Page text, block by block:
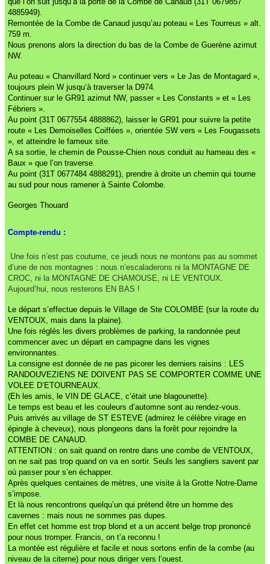
4885949).
Remontée de la Combe de Canaud jusqu’au poteau « Les Tourreus » alt.
759 m.
Nous prenons alors la direction du bas de la Combe de Guerène azimut
NW.
Au poteau « Chanvillard Nord » continuer vers « Le Jas de Montagard »,
toujours plein W jusqu’à traverser la D974.
Continuer sur le GR91 azimut NW, passer « Les Constants » et « Les
Fébriers ».
Au point (31T 0677554 4888862), laisser le GR91 pour suivre la petite
route « Les Demoiselles Coiffées », orientée SW vers « Les Fougassets
», et atteindre le fameux site.
A sa sortie, le chemin de Pousse-Chien nous conduit au hameau des «
Baux » que l’on traverse.
Au point (31T 0677484 4888291), prendre à droite un chemin qui tourne
au sud pour nous ramener à Sainte Colombe.
Georges Thouard
Compte-rendu :
Une fois n’est pas coutume, ce jeudi nous ne montons pas au sommet
d’une de nos montagnes : nous n’escaladerons ni la MONTAGNE DE
CROC, ni la MONTAGNE DE CHAMOUSE, ni LE VENTOUX.
Aujourd’hui, nous resterons EN BAS !
Le départ s’effectue depuis le Village de Ste COLOMBE (sur la route du
VENTOUX, mais dans la plaine).
Une fois réglés les divers problèmes de parking, la randonnée peut
commencer avec un départ en campagne dans les vignes
environnantes.
La consigne est donnée de ne pas picorer les derniers raisins : LES
RANDOUVEZIENS NE DOIVENT PAS SE COMPORTER COMME UNE
VOLEE D’ETOURNEAUX.
(Eh les amis, le VIN DE GLACE, c’était une blagounette).
Le temps est beau et les couleurs d’automne sont au rendez-vous.
Puis arrivés au village de ST ESTEVE (admirez le célèbre virage en
épingle à cheveux), nous plongeons dans la forêt pour rejoindre la
COMBE DE CANAUD.
ATTENTION : on sait quand on rentre dans une combe de VENTOUX,
on ne sait pas trop quand on va en sortir. Seuls les sangliers savent par
où passer pour s’en échapper.
Après quelques centaines de mètres, une visite à la Grotte Notre-Dame
s’impose.
Et là nous rencontrons quelqu’un qui prétend être un homme des
cavernes : mais nous ne sommes pas dupes.
En effet cet homme est trop blond et a un accent belge trop prononcé
pour nous tromper. Francis, on t’a reconnu !
La montée est régulière et facile et nous sortons enfin de la combe (au
niveau de la citerne) pour nous diriger vers l’ouest.